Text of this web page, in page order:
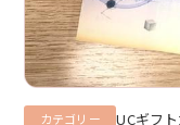
カテゴリー
UCギフ